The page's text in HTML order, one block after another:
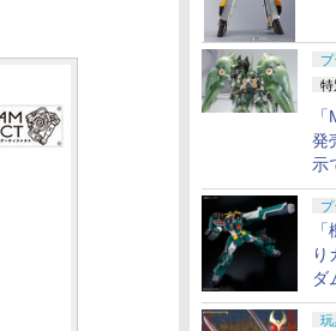
特
発
示
ー
り
ダ
玩